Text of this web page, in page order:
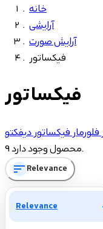
خانه
آرایشی
آرایش صورت
فیکساتور
فیکساتور فلورمار 1
Price
تومان
فیکساتور
فیکساتور دیفکتو
9 محصول وجود دارد.
sortRelevance
Relevance